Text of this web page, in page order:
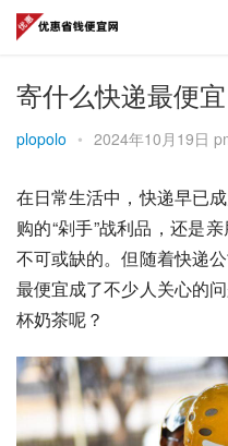
寄什么快递最便宜
plopolo • 2024年10月19日
在日常生活中，快递早已
购的“剁手”战利品，还是
不可或缺的。但随着快递
最便宜成了不少人关心的
杯奶茶呢？